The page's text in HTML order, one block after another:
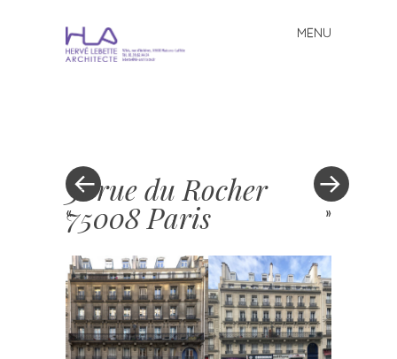
MENU
Skip to content
« »
31 rue du Rocher
75008 Paris